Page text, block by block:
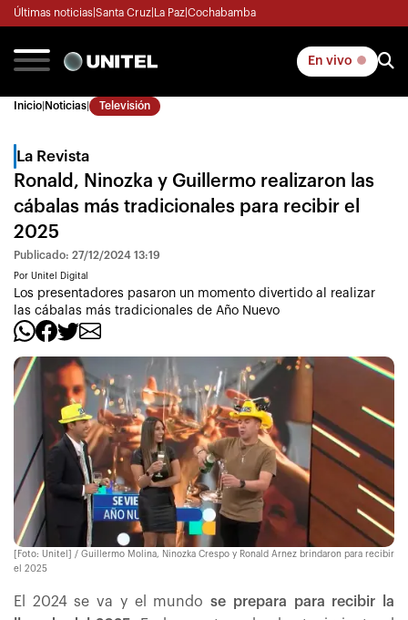
Últimas noticias Santa Cruz La Paz Cochabamba
En vivo
Inicio Noticias Televisión
La Revista
Ronald, Ninozka y Guillermo realizaron las
cábalas más tradicionales para recibir el
2025
Publicado: 27/12/2024 13:19
Por Unitel Digital
Los presentadores pasaron un momento divertido al realizar
las cábalas más tradicionales de Año Nuevo
[Foto: Unitel] / Guillermo Molina, Ninozka Crespo y Ronald Arnez brindaron para recibir
el 2025
El 2024 se va y el mundose prepara para recibir la